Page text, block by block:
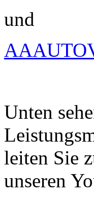
und
Unten
leiten Sie
unseren